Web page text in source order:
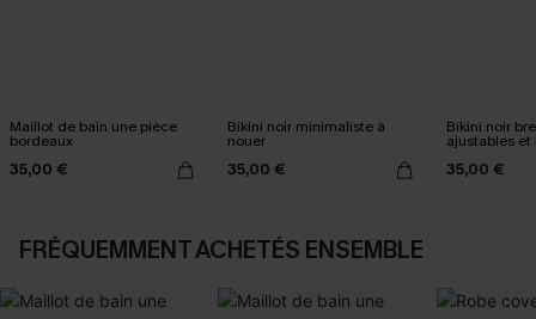
Maillot de bain une pièce
bordeaux
35,00 €
Bikini noir minimaliste à
nouer
35,00 €
Bikini noir
ajustables et
classique
35,00 €
FRÉQUEMMENT ACHETÉS ENSEMBLE